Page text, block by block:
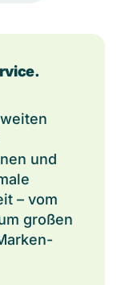
und
– vom
großen